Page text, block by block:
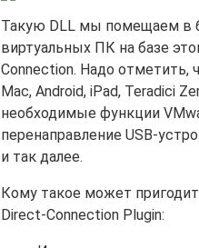
Такую DLL мы помещаем в
виртуальных ПК на базе
Connection. Надо отметить,
Mac, Android, iPad, Teradici
необходимые функции
перенаправление USB-
и так далее.
Кому такое может
Direct-Connection Plugin: